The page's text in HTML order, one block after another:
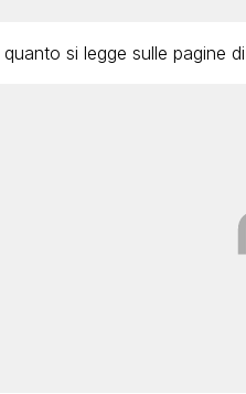
si legge sulle pagine di